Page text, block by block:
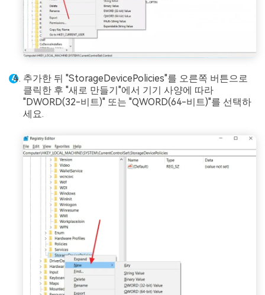
추가한 뒤 "StorageDevicePolicies"를 오른쪽 버튼으로
클릭한 후 "새로 만들기"에서 기기 사양에 따라
"DWORD(32-비트)" 또는 "QWORD(64-비트)"를 선택하
세요.